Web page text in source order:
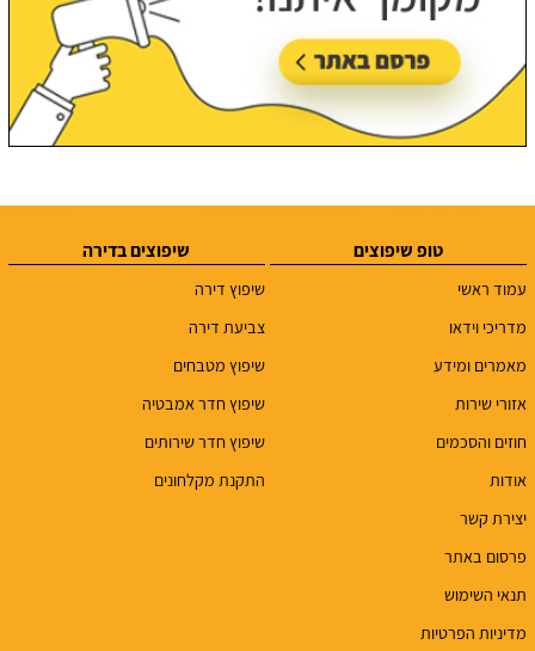
טופ שיפוצים
עמוד ראשי
מדריכי וידאו
מאמרים ומידע
אזורי שירות
חוזים והסכמים
אודות
יצירת קשר
פרסום באתר
תנאי השימוש
מדיניות הפרטיות
שיפוצים בדירה
שיפוץ דירה
צביעת דירה
שיפוץ מטבחים
שיפוץ חדר אמבטיה
שיפוץ חדר שירותים
התקנת מקלחונים